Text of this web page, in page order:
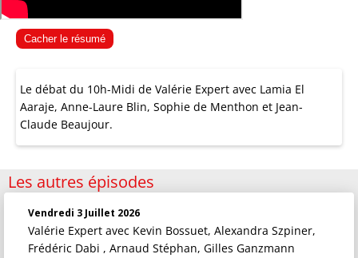
Cacher le résumé
Le débat du 10h-Midi de Valérie Expert avec Lamia El
Aaraje, Anne-Laure Blin, Sophie de Menthon et Jean-
Claude Beaujour.
Les autres épisodes
Vendredi 3 Juillet 2026
Valérie Expert avec Kevin Bossuet, Alexandra Szpiner,
Frédéric Dabi , Arnaud Stéphan, Gilles Ganzmann